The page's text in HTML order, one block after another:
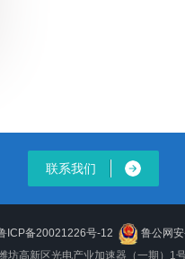
联系我们
ICP备20021226号-12 鲁公网
坊高新区光电产业加速器（一期）1